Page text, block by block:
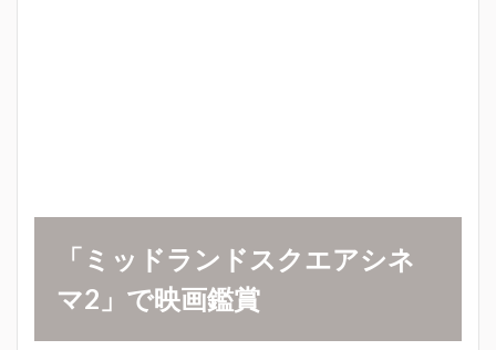
「ミッドランドスクエアシネ
マ2」で映画鑑賞